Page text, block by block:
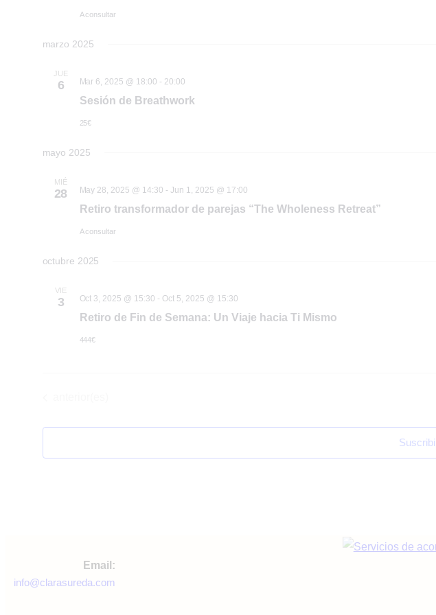
A consultar
marzo 2025
JUE
6 Mar 6, 2025 @ 18:00 - 20:00
Sesión de Breathwork
25€
mayo 2025
MIÉ
28 May 28, 2025 @ 14:30 -Jun 1, 2025 @ 17:00
Retiro transformador de parejas “The Wholeness Retreat”
A consultar
octubre 2025
VIE
3 Oct 3, 2025 @ 15:30 - Oct 5, 2025 @ 15:30
Retiro de Fin de Semana: Un Viaje hacia Ti Mismo
444€
Email:
info@clarasureda.com